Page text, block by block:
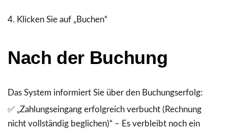
Klicken Sie auf „Buchen“
Nach der Buchung
Das System informiert Sie über den Buchungserfolg:
✅ „Zahlungseingang erfolgreich verbucht (Rechnung
nicht vollständig beglichen)“ – Es verbleibt noch ein